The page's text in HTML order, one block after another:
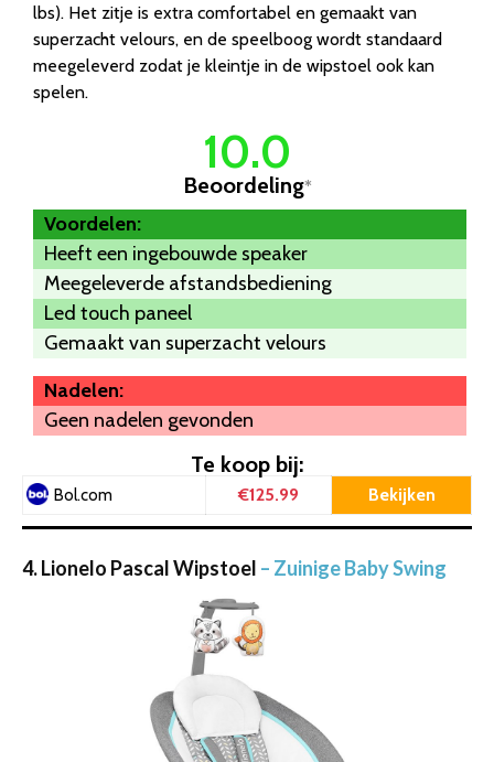
lbs). Het zitje is extra comfortabel en gemaakt van
superzacht velours, en de speelboog wordt standaard
meegeleverd zodat je kleintje in de wipstoel ook kan
spelen.
10.0
Beoordeling*
Voordelen:
Heeft een ingebouwde speaker
Meegeleverde afstandsbediening
Led touch paneel
Gemaakt van superzacht velours
Nadelen:
Geen nadelen gevonden
Te koop bij:
Bol.com €125.99 Bekijken
4. Lionelo Pascal Wipstoel – Zuinige Baby Swing